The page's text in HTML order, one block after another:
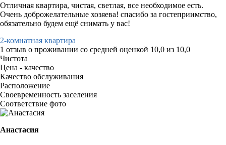
Отличная квартира, чистая, светлая, все необходимое есть.
Очень доброжелательные хозяева! спасибо за гостеприимство,
обязательно будем ещё снимать у вас!
2-комнатная квартира
1 отзыв о проживании со средней оценкой 10,0 из 10,0
Чистота
Цена - качество
Качество обслуживания
Расположение
Своевременность заселения
Соответствие фото
Анастасия